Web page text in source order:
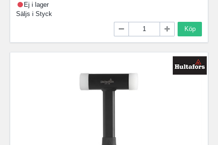
Ej i lager
Säljs i Styck
Köp